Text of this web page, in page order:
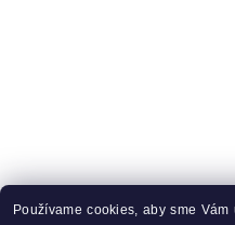
Používame cookies, aby sme